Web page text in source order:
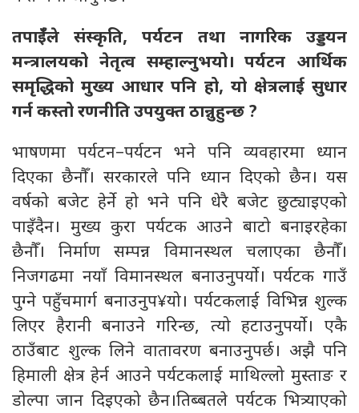
तपाईँले संस्कृति,पर्यटन तथा नागरिक उड्डयन
मन्त्रालयको नेतृत्व सम्हाल्नुभयो। पर्यटन आर्थिक
समृद्धिको मुख्य आधार पनि हो, यो क्षेत्रलाई सुधार
गर्न कस्तो रणनीति उपयुक्त ठान्नुहुन्छ ?
भाषणमा पर्यटन–पर्यटन भने पनि व्यवहारमा ध्यान
दिएका छैनौँ। सरकारले पनि ध्यान दिएको छैन। यस
वर्षको बजेट हेर्ने हो भने पनि धेरै बजेट छुट्याइएको
पाइँदैन। मुख्य कुरा पर्यटक आउने बाटो बनाइरहेका
छैनौँ। निर्माण सम्पन्न विमानस्थल चलाएका छैनौँ।
निजगढमा नयाँ विमानस्थल बनाउनुपर्यो। पर्यटक गाउँ
पुग्ने पहुँचमार्ग बनाउनुप¥यो। पर्यटकलाई विभिन्न शुल्क
लिएर हैरानी बनाउने गरिन्छ, त्यो हटाउनुपर्यो। एकै
ठाउँबाट शुल्क लिने वातावरण बनाउनुपर्छ। अझै पनि
हिमाली क्षेत्र हेर्न आउने पर्यटकलाई माथिल्लो मुस्ताङ र
डोल्पा जान दिइएको छैन।तिब्बतले पर्यटक भित्र्याएको